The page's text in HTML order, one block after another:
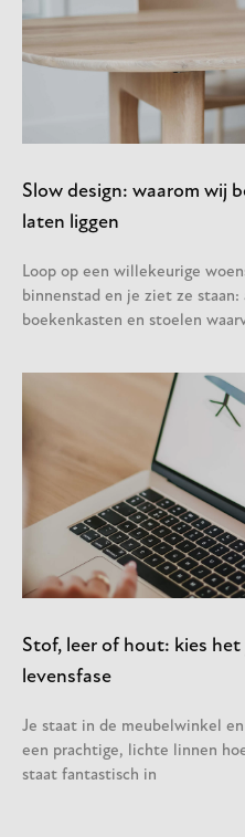
Slow design: waarom wij
laten liggen
Loop op een willekeurige
binnenstad en je ziet ze
boekenkasten en stoelen
Stof, leer of hout: kies
levensfase
Je staat in de meubelwinkel
een prachtige, lichte linnen
staat fantastisch in